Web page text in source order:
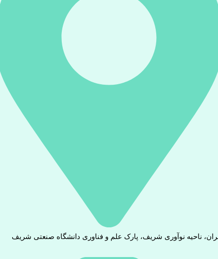
ناحیه نوآوری شریف، پارک علم و فناوری دانشگاه صنعتی شریف